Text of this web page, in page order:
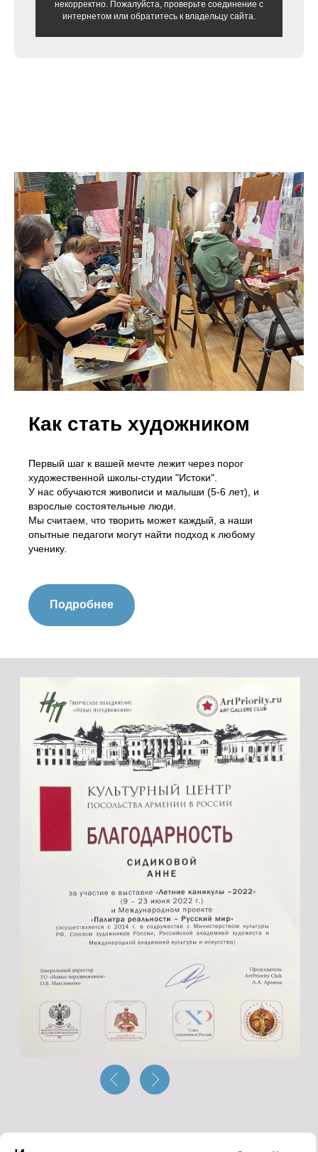
некорректно. Пожалуйста, проверьте соединение с
интернетом или обратитесь к владельцу сайта.
Как стать художником
Первый шаг к вашей мечте лежит через порог
художественной школы-студии "Истоки".
У нас обучаются живописи и малыши (5-6 лет), и
взрослые состоятельные люди.
Мы считаем, что творить может каждый, а наши
опытные педагоги могут найти подход к любому
ученику.
Подробнее
Истоки на карте Подольска — Яндекс Карты